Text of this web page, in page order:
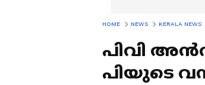
HOME NEWS KERALA NEWS
പിവി
പിയുടെ